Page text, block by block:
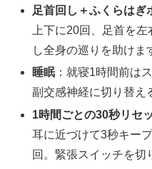
足首回し＋ふくらはぎ
上下に20回、足首を
し全身の巡りを助けま
睡眠：就寝1時間前は
副交感神経に切り替え
1時間ごとの30秒リセ
耳に近づけて3秒キー
回。緊張スイッチを切